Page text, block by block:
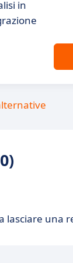
in
lasciare una